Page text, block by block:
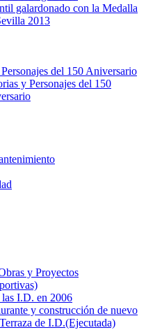
galardonado con la Medalla
2013
del 150 Aniversario
y Personajes del 150
y Proyectos
I.D. en 2006
y construcción de nuevo
de I.D.(Ejecutada)